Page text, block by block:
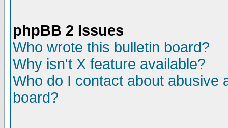
phpBB 2 Issues
Who wrote this bulletin board?
Why isn't X feature available?
Who do I contact about abusive
board?